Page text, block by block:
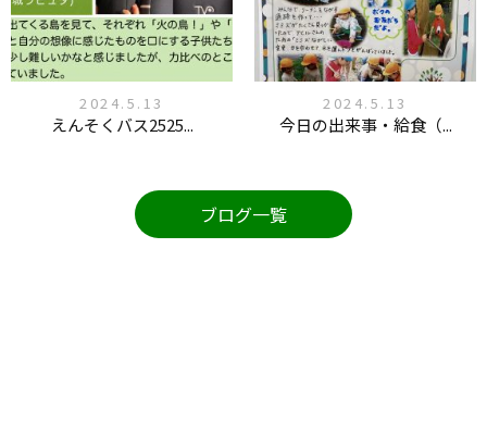
2024.5.13
えんそくバス2525...
2024.5.13
今日の出来事・給食（...
ブログ一覧